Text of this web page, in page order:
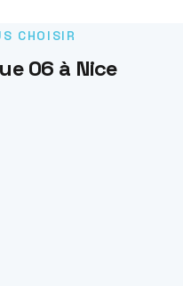
CHOISIR
06 à Nice